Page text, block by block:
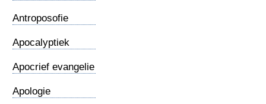
Antroposofie
Apocalyptiek
Apocrief evangelie
Apologie